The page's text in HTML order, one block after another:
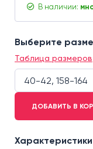
В наличии:
Выберите
Таблица размеров
40-42, 158-164
40-42, 158-164
44-46, 158-164
ДОБАВИТЬ В
Характеристики